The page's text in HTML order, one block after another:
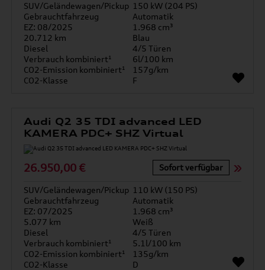
SUV/Geländewagen/Pickup 150 kW (204 PS)
Gebrauchtfahrzeug
Automatik
EZ: 08/2025
1.968 cm³
20.712 km
Blau
Diesel
4/5 Türen
Verbrauch kombiniert¹
6l/100 km
CO2-Emission kombiniert¹
157g/km
CO2-Klasse
F
Audi Q2 35 TDI advanced LED
KAMERA PDC+ SHZ Virtual
26.950,00 € Sofort verfügbar
SUV/Geländewagen/Pickup 110 kW (150 PS)
Gebrauchtfahrzeug
Automatik
EZ: 07/2025
1.968 cm³
5.077 km
Weiß
Diesel
4/5 Türen
Verbrauch kombiniert¹
5.1l/100 km
CO2-Emission kombiniert¹
135g/km
CO2-Klasse
D